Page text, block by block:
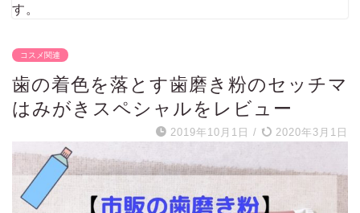
す。
コスメ関連
歯の着色を落とす歯磨き粉のセッチマ
はみがきスペシャルをレビュー
2019年10月1日 / 2020年3月1日